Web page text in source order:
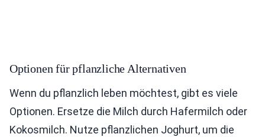
Optionen für pflanzliche Alternativen
Wenn du pflanzlich leben möchtest, gibt es viele
Optionen. Ersetze die Milch durch Hafermilch oder
Kokosmilch. Nutze pflanzlichen Joghurt, um die